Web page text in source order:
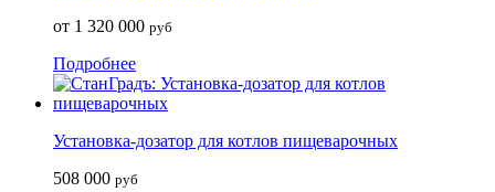
от 1 320 000 руб
Подробнее
Установка-дозатор для котлов пищеварочных
508 000 руб